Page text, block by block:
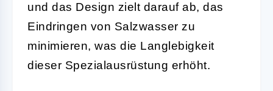
und das Design zielt darauf ab, das
Eindringen von Salzwasser zu
minimieren, was die Langlebigkeit
dieser Spezialausrüstung erhöht.